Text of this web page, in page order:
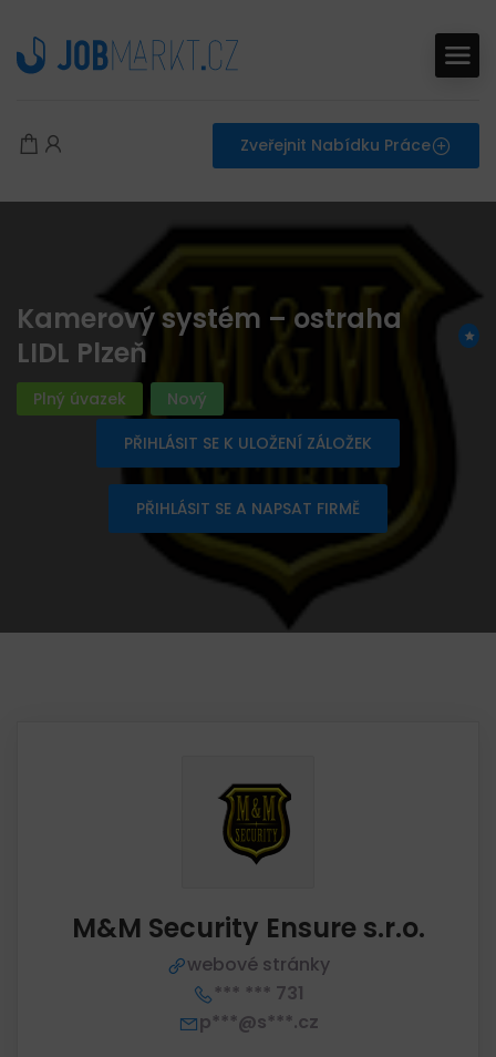
Zveřejnit Nabídku Práce
Kamerový systém – ostraha
LIDL Plzeň
Plný úvazek
Nový
PŘIHLÁSIT SE K ULOŽENÍ ZÁLOŽEK
PŘIHLÁSIT SE A NAPSAT FIRMĚ
M&M Security Ensure s.r.o.
webové stránky
*** *** 731
p***@s***.cz